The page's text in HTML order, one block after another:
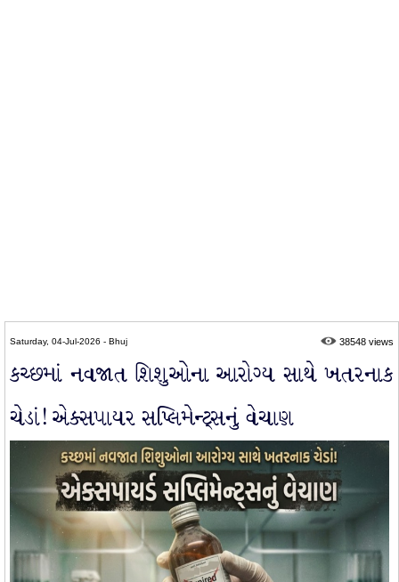
Saturday, 04-Jul-2026 - Bhuj 38548 views
કચ્છમાં નવજાત શિશુઓના આરોગ્ય સાથે ખતરનાક
ચેડાં! એક્સપાયર સપ્લિમેન્ટ્સનું વેચાણ